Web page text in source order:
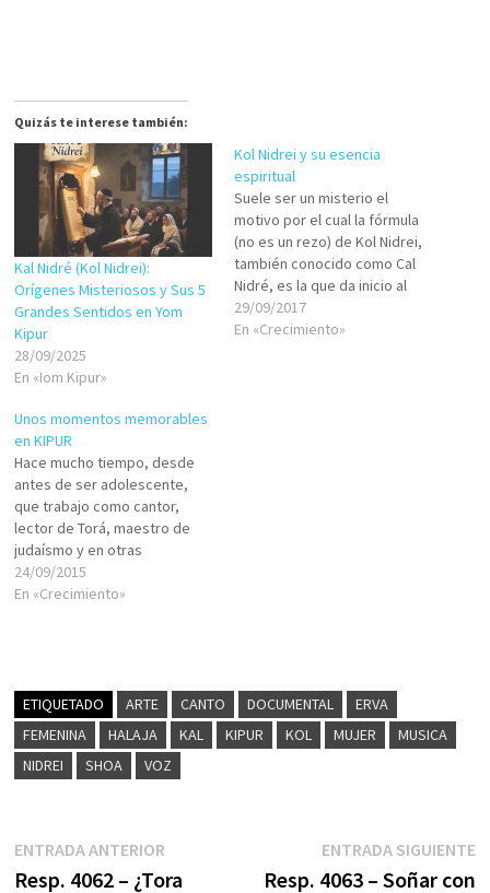
Quizás te interese también:
Kal Nidré (Kol Nidrei):
Orígenes Misteriosos y Sus 5
Grandes Sentidos en Yom
Kipur
28/09/2025
En «Iom Kipur»
Kol Nidrei y su esencia
espiritual
Suele ser un misterio el
motivo por el cual la fórmula
(no es un rezo) de Kol Nidrei,
también conocido como Cal
Nidré, es la que da inicio al
que es considerado el día
más sagrado del año: Iom
29/09/2017
En «Crecimiento»
Unos momentos memorables
en KIPUR
Hace mucho tiempo, desde
antes de ser adolescente,
que trabajo como cantor,
lector de Torá, maestro de
judaísmo y en otras
actividades
litúrgicas/educativas en
Montevideo. También enseñé
en todos los grandes…
24/09/2015
En «Crecimiento»
ETIQUETADO ARTE CANTO DOCUMENTAL
ERVA
FEMENINA
HALAJA KAL KIPUR KOL MUJER
MUSICA
NIDREI
SHOA VOZ
Navegación
ENTRADA ANTERIOREntrada
anterior:
Resp. 4062 – ¿Tora
ENTRADA SIGUIENTE
Resp. 4063 – Soñar con